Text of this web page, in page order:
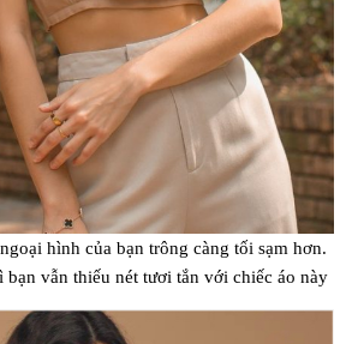
hình của bạn trông càng tối sạm hơn.
vẫn thiếu nét tươi tắn với chiếc áo này